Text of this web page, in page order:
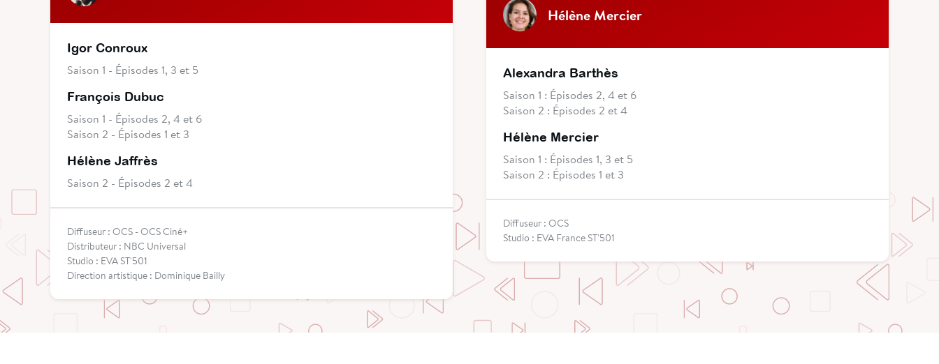
Igor Conroux
Saison 1 - Épisodes 1, 3 et 5
François Dubuc
Saison 1 - Épisodes 2, 4 et 6
Saison 2 - Épisodes 1 et 3
Hélène Jaffrès
Saison 2 - Épisodes 2 et 4
Diffuseur : OCS - OCS Ciné+
Distributeur : NBC Universal
Studio : EVA ST'501
Direction artistique : Dominique Bailly
Hélène Mercier
Alexandra Barthès
Saison 1 : Épisodes 2, 4 et 6
Saison 2 : Épisodes 2 et 4
Hélène Mercier
Saison 1 : Épisodes 1, 3 et 5
Saison 2 : Épisodes 1 et 3
Diffuseur : OCS
Studio : EVA France ST'501